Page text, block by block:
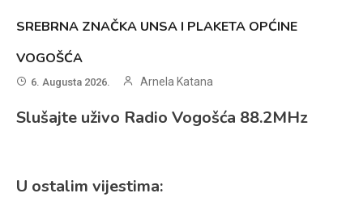
SREBRNA ZNAČKA UNSA I PLAKETA OPĆINE
VOGOŠĆA
6. Augusta 2026. Arnela Katana
Slušajte uživo Radio Vogošća 88.2MHz
U ostalim vijestima: